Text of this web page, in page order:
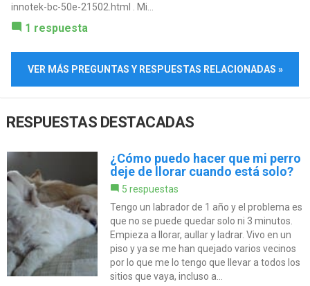
innotek-bc-50e-21502.html . Mi...
1 respuesta
VER MÁS PREGUNTAS Y RESPUESTAS RELACIONADAS »
RESPUESTAS DESTACADAS
¿Cómo puedo hacer que mi perro
deje de llorar cuando está solo?
5 respuestas
Tengo un labrador de 1 año y el problema es
que no se puede quedar solo ni 3 minutos.
Empieza a llorar, aullar y ladrar. Vivo en un
piso y ya se me han quejado varios vecinos
por lo que me lo tengo que llevar a todos los
sitios que vaya, incluso a...